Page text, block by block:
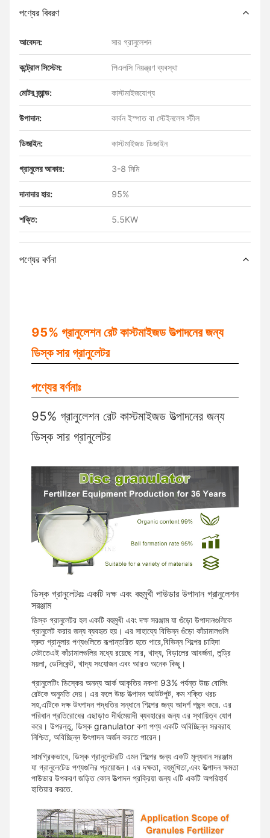
পণ্যের বিবরণ
আবেদন: সার গ্রানুলেশন
কন্ট্রোল সিস্টেম: পিএলসি নিয়ন্ত্রণ ব্যবস্থা
মোটর ব্র্যান্ড: কাস্টমাইজযোগ্য
উপাদান: কার্বন ইস্পাত বা স্টেইনলেস স্টীল
ডিজাইন: কাস্টমাইজড ডিজাইন
গ্রানুলের আকার: 3-8 মিমি
দানাদার হার: 95%
শক্তি: 5.5KW
পণ্যের বর্ণনা
95% গ্রানুলেশন রেট কাস্টমাইজড উত্পাদনের জন্য
ডিস্ক সার গ্রানুলেটর
পণ্যের বর্ণনাঃ
95% গ্রানুলেশন রেট কাস্টমাইজড উত্পাদনের জন্য
ডিস্ক সার গ্রানুলেটর
ডিস্ক গ্রানুলেটরঃ একটি দক্ষ এবং বহুমুখী পাউডার উপাদান গ্রানুলেশন
সরঞ্জাম
ডিস্ক গ্রানুলেটর হল একটি বহুমুখী এবং দক্ষ সরঞ্জাম যা গুঁড়ো উপাদানগুলিকে
গ্রানুলেট করার জন্য ব্যবহৃত হয়। এর সাহায্যে বিভিন্ন গুঁড়ো কাঁচামালগুলি
দ্রুত গ্রানুলার পণ্যগুলিতে রূপান্তরিত হতে পারে,বিভিন্ন শিল্পের চাহিদা
মেটাতেএই কাঁচামালগুলির মধ্যে রয়েছে সার, খাদ্য, বিড়ালের আবর্জনা, লন্ড্রি
ময়লা, ডেসিকেন্ট, খাদ্য সংযোজন এবং আরও অনেক কিছু।
গ্রানুলেটিং ডিস্কের অনন্য আর্ক আকৃতির নকশা 93% পর্যন্ত উচ্চ বোলিং
রেটকে অনুমতি দেয়। এর ফলে উচ্চ উত্পাদন আউটপুট, কম শক্তি খরচ
সহ,এটিকে দক্ষ উৎপাদন পদ্ধতির সন্ধানে শিল্পের জন্য আদর্শ পছন্দ করে. এর
পরিধান প্রতিরোধের এছাড়াও দীর্ঘমেয়াদী ব্যবহারের জন্য এর স্থায়িত্ব যোগ
করে। উপরন্তু, ডিস্ক granulator কণা পণ্য একটি অবিচ্ছিন্ন সরবরাহ
নিশ্চিত, অবিচ্ছিন্ন উৎপাদন অর্জন করতে পারেন।
সামগ্রিকভাবে, ডিস্ক গ্রানুলেটরটি এমন শিল্পের জন্য একটি মূল্যবান সরঞ্জাম
যা গ্রানুলেটেড পণ্যগুলির প্রয়োজন। এর দক্ষতা, বহুমুখিতা,এবং উত্পাদন ক্ষমতা
পাউডার উপকরণ জড়িত কোন উত্পাদন প্রক্রিয়া জন্য এটি একটি অপরিহার্য
হাতিয়ার করতে.